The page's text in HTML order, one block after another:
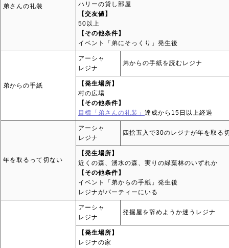
弟さんの礼装
ハリーの貸し部屋
【交友値】
50以上
【その他条件】
イベント「弟にそっくり」発生後
弟からの手紙
アーシャ
レジナ
弟からの手紙を読むレジナ
【発生場所】
村の広場
【その他条件】
目標「弟さんの礼装」 達成から15日以上経過
年を取るって切ない
アーシャ
レジナ
四捨五入で30のレジナが年を取る
【発生場所】
近くの森、湧水の森、実りの緑葉林のいずれか
【その他条件】
イベント「弟からの手紙」発生後
レジナがパーティーにいる
アーシャ
レジナ
発掘屋を辞めようか迷うレジナ
【発生場所】
レジナの家